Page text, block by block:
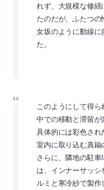
れず、大規模な修繕
たのだが、ふたつの
女坂のように動線に
た。
このようにして得
中での移動と滞留が
具体的には彩色され
室内に取り込む真鍮
さらに、隣地の駐
は、インナーサッシ
ルミと寒冷紗で製